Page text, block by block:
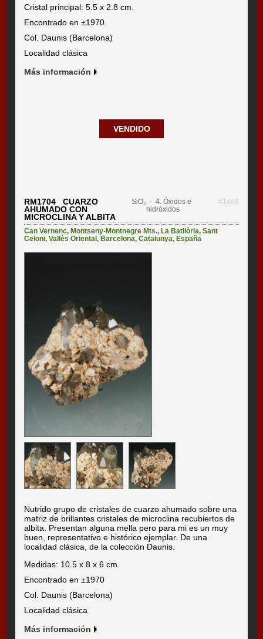
Cristal principal: 5.5 x 2.8 cm.
Encontrado en ±1970.
Col. Daunis (Barcelona)
Localidad clásica
Más información
VENDIDO
RM1704 CUARZO
AHUMADO CON
MICROCLINA Y ALBITA
SiO₂ - 4. Óxidos e
hidróxidos
#1468
Can Vernenc, Montseny-Montnegre Mts., La Batllòria,Sant
Celoni,Vallès Oriental, Barcelona,Catalunya, España
Nutrido grupo de cristales de cuarzo ahumado sobre una
matriz de brillantes cristales de microclina recubiertos de
albita. Presentan alguna mella pero para mi es un muy
buen, representativo e histórico ejemplar. De una
localidad clásica, de la colección Daunis.
Medidas: 10.5 x 8 x 6 cm.
Encontrado en ±1970
Col. Daunis (Barcelona)
Localidad clásica
Más información